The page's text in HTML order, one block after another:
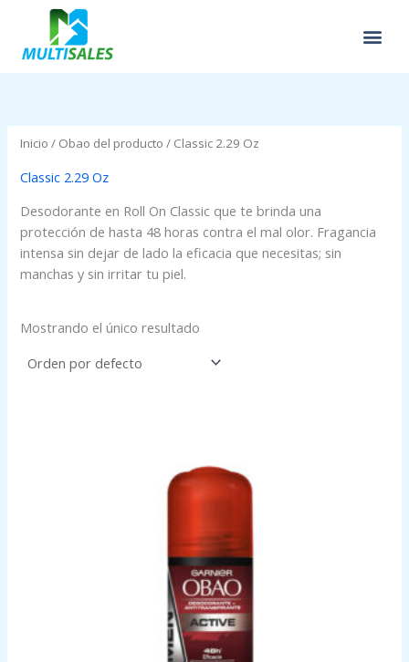
contenido
Inicio / Obao del producto / Classic 2.29 Oz
Classic 2.29 Oz
Desodorante en Roll On Classic que te brinda una
protección de hasta 48 horas contra el mal olor. Fragancia
intensa sin dejar de lado la eficacia que necesitas; sin
manchas y sin irritar tu piel.
Mostrando el único resultado